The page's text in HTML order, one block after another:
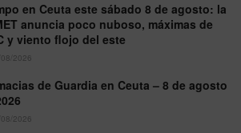
en Ceuta este sábado 8 de agosto: la
anuncia poco nuboso, máximas de
y viento flojo del este
2026
de Guardia en Ceuta – 8 de agosto
2026